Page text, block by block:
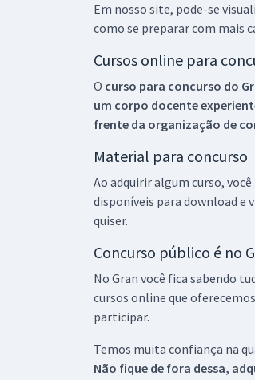
Em nosso site, pode-se
como se preparar com mais
Cursos online para
O curso para concurso do
um corpo docente
frente da organização de
Material para concurso
Ao adquirir algum curso,
disponíveis para download e
quiser.
Concurso público é no
No Gran você fica sabendo
cursos online que
participar.
Temos muita confiança na
Não fique de fora dessa,